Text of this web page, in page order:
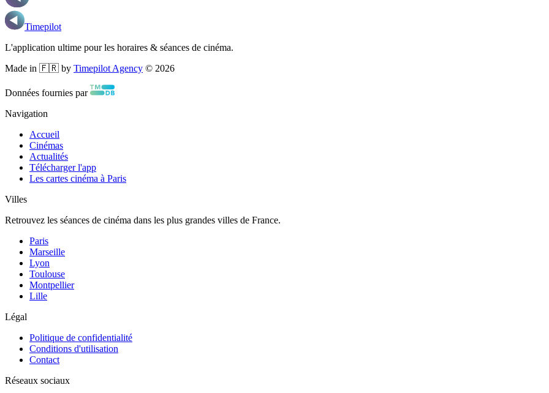
Timepilot
L'application ultime pour les horaires & séances de cinéma.
Made in 🇫🇷 by Timepilot Agency © 2026
Données fournies par
Navigation
Accueil
Cinémas
Actualités
Télécharger l'app
Les cartes cinéma à Paris
Villes
Retrouvez les séances de cinéma dans les plus grandes villes de France.
Paris
Marseille
Lyon
Toulouse
Montpellier
Lille
Légal
Politique de confidentialité
Conditions d'utilisation
Contact
Réseaux sociaux